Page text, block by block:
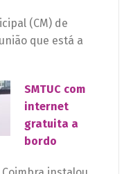
(CM) de
que está a
SMTUC com
internet
gratuita a
bordo